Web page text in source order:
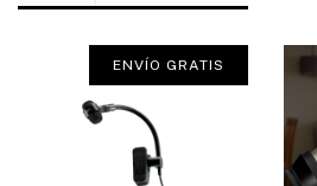
ENVÍO GRATIS